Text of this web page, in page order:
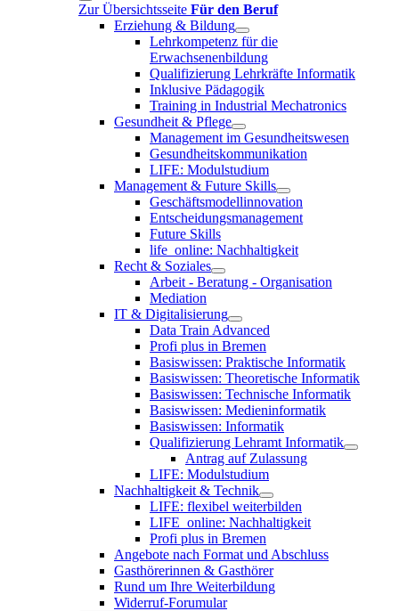
Zur Übersichtsseite Für den Beruf
Erziehung & Bildung
Lehrkompetenz für die
Erwachsenenbildung
Qualifizierung Lehrkräfte Informatik
Inklusive Pädagogik
Training in Industrial Mechatronics
Gesundheit & Pflege
Management im Gesundheitswesen
Gesundheitskommunikation
LIFE: Modulstudium
Management & Future Skills
Geschäftsmodellinnovation
Entscheidungsmanagement
Future Skills
life_online: Nachhaltigkeit
Recht & Soziales
Arbeit - Beratung - Organisation
Mediation
IT & Digitalisierung
Data Train Advanced
Profi plus in Bremen
Basiswissen: Praktische Informatik
Basiswissen: Theoretische Informatik
Basiswissen: Technische Informatik
Basiswissen: Medieninformatik
Basiswissen: Informatik
Qualifizierung Lehramt Informatik
Antrag auf Zulassung
LIFE: Modulstudium
Nachhaltigkeit & Technik
LIFE: flexibel weiterbilden
LIFE_online: Nachhaltigkeit
Profi plus in Bremen
Angebote nach Format und Abschluss
Gasthörerinnen & Gasthörer
Rund um Ihre Weiterbildung
Widerruf-Forumular